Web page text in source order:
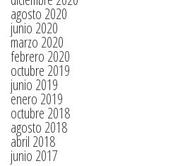
agosto 2020
junio 2020
marzo 2020
febrero 2020
octubre 2019
junio 2019
enero 2019
octubre 2018
agosto 2018
abril 2018
junio 2017